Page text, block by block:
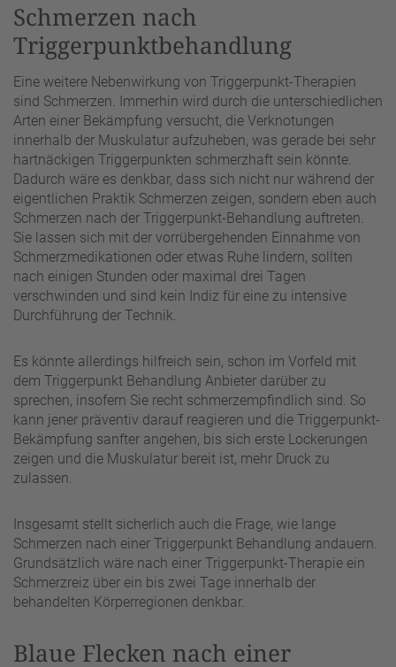
Schmerzen nach
Triggerpunktbehandlung
Eine weitere Nebenwirkung von Triggerpunkt-Therapien
sind Schmerzen. Immerhin wird durch die unterschiedlichen
Arten einer Bekämpfung versucht, die Verknotungen
innerhalb der Muskulatur aufzuheben, was gerade bei sehr
hartnäckigen Triggerpunkten schmerzhaft sein könnte.
Dadurch wäre es denkbar, dass sich nicht nur während der
eigentlichen Praktik Schmerzen zeigen, sondern eben auch
Schmerzen nach der Triggerpunkt-Behandlung auftreten.
Sie lassen sich mit der vorrübergehenden Einnahme von
Schmerzmedikationen oder etwas Ruhe lindern, sollten
nach einigen Stunden oder maximal drei Tagen
verschwinden und sind kein Indiz für eine zu intensive
Durchführung der Technik.
Es könnte allerdings hilfreich sein, schon im Vorfeld mit
dem Triggerpunkt Behandlung Anbieter darüber zu
sprechen, insofern Sie recht schmerzempfindlich sind. So
kann jener präventiv darauf reagieren und die Triggerpunkt-
Bekämpfung sanfter angehen, bis sich erste Lockerungen
zeigen und die Muskulatur bereit ist, mehr Druck zu
zulassen.
Insgesamt stellt sicherlich auch die Frage, wie lange
Schmerzen nach einer Triggerpunkt Behandlung andauern.
Grundsätzlich wäre nach einer Triggerpunkt-Therapie ein
Schmerzreiz über ein bis zwei Tage innerhalb der
behandelten Körperregionen denkbar.
Blaue Flecken nach einer